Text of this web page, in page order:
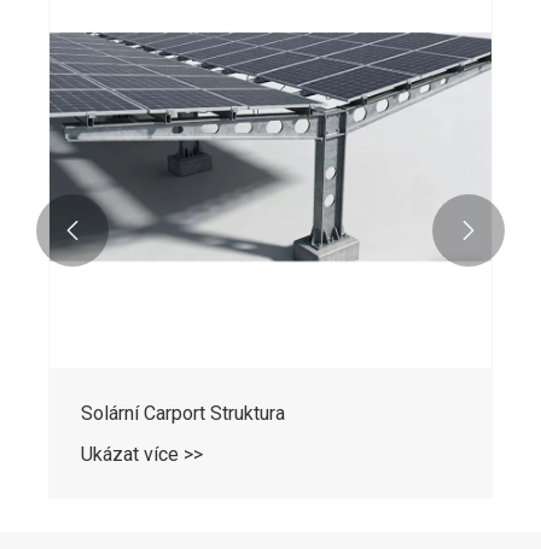
Solární Carport Struktura
Ukázat více >>
 